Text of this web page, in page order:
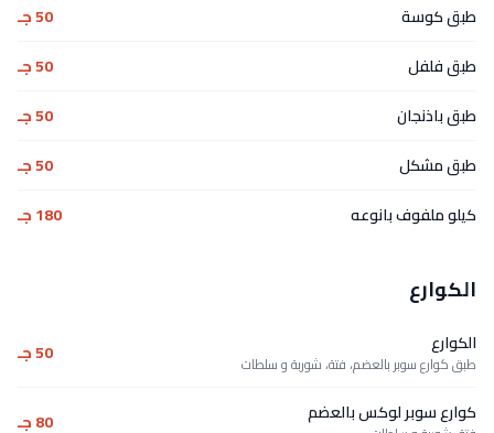
طبق كوسة
50 جـ
طبق فلفل
50 جـ
طبق باذنجان
50 جـ
طبق مشكل
50 جـ
كيلو ملفوف بانوعه
180 جـ
الكوارع
الكوارع
طبق كوارع سوبر بالعضم، فتة، شوربة و سلطات 50 جـ
كوارع سوبر لوكس بالعضم 80 جـ